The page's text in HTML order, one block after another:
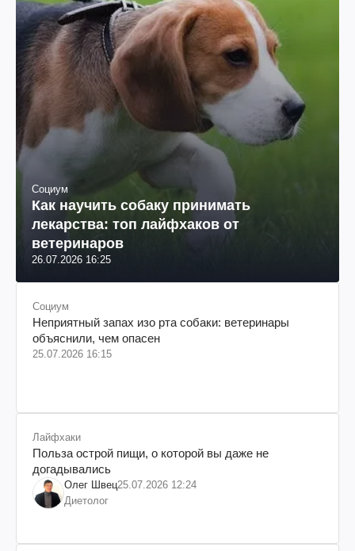
Социум
Как научить собаку принимать
лекарства: топ лайфхаков от
ветеринаров
26.07.2026 16:25
Социум
Неприятный запах изо рта собаки: ветеринары
объяснили, чем опасен
25.07.2026 16:15
Лайфхаки
Польза острой пищи, о которой вы даже не
догадывались
Олег Швец25.07.2026 12:24
Диетолог